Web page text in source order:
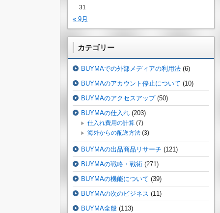
31
« 9月
カテゴリー
BUYMAでの外部メディアの利用法 (6)
BUYMAのアカウント停止について (10)
BUYMAのアクセスアップ(50)
BUYMAの仕入れ (203)
仕入れ費用の計算 (7)
海外からの配送方法 (3)
BUYMAの出品商品リサーチ (121)
BUYMAの戦略・戦術 (271)
BUYMAの機能について (39)
BUYMAの次のビジネス (11)
BUYMA全般 (113)